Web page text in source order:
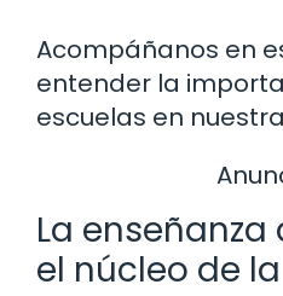
Acompáñanos en
entender la
escuelas en
La
el núcleo de